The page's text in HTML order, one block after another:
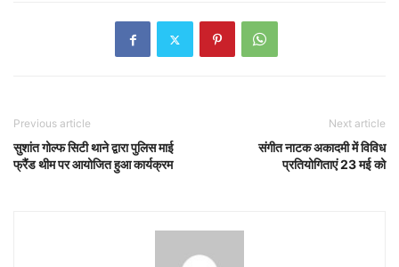
Previous article
सुशांत गोल्फ सिटी थाने द्वारा पुलिस माई
फ्रैंड थीम पर आयोजित हुआ कार्यक्रम
Next article
संगीत नाटक अकादमी में विविध
प्रतियोगिताएं 23 मई को